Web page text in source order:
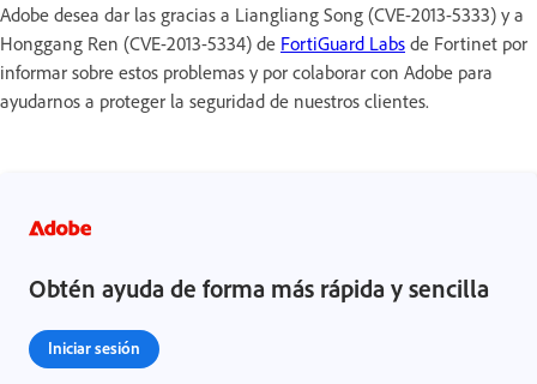
Adobe desea dar las gracias a Liangliang Song (CVE-2013-5333) y a
Honggang Ren (CVE-2013-5334) de FortiGuard Labs de Fortinet por
informar sobre estos problemas y por colaborar con Adobe para
ayudarnos a proteger la seguridad de nuestros clientes.
Obtén ayuda de forma más rápida y sencilla
Iniciar sesión